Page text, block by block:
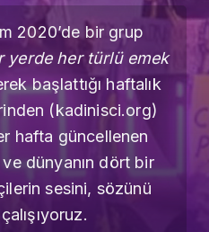
2020’de bir grup
yerde her türlü emek
başlattığı haftalık
(kadinisci.org)
hafta güncellenen
dünyanın dört bir
sesini, sözünü